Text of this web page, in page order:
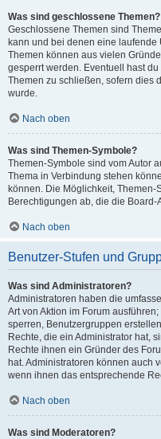
Was sind geschlossene Themen?
Geschlossene Themen sind
kann und bei denen eine
Themen können aus vielen
gesperrt werden. Eventuell hast
Themen zu schließen, sofern dies
wurde.
Nach oben
Was sind Themen-Symbole?
Themen-Symbole sind vom Autor
Thema in Verbindung stehen
können. Die Möglichkeit,
Berechtigungen ab, die die
Nach oben
Benutzer-Stufen und
Was sind Administratoren?
Administratoren haben die
Art von Aktion im Forum
sperren, Benutzergruppen
Rechte, die ein Administrator hat,
Rechte ihnen ein Gründer des
hat. Administratoren können auch
wenn ihnen das entsprechende
Nach oben
Was sind Moderatoren?